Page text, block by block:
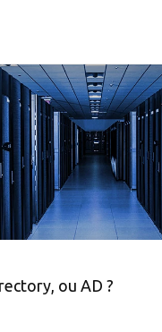
ou AD ?